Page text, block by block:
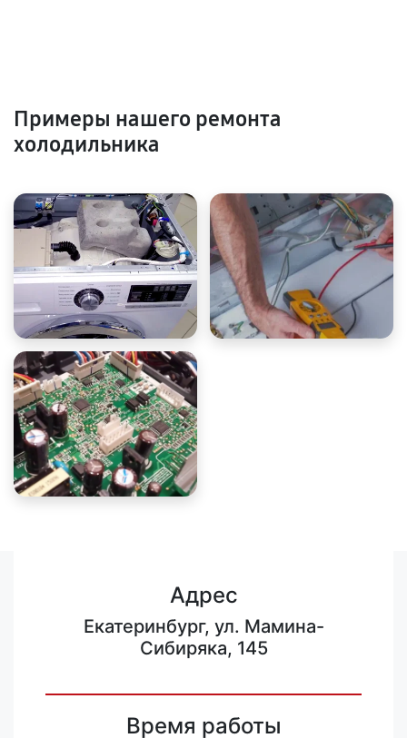
Примеры нашего ремонта
холодильника
Адрес
Екатеринбург, ул. Мамина-
Сибиряка, 145
Время работы